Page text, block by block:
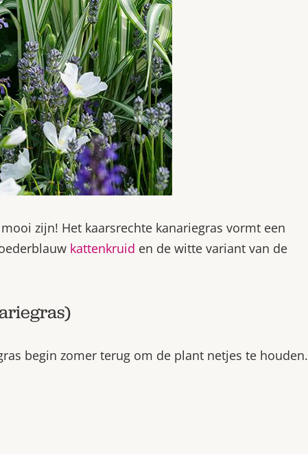
zijn! Het kaarsrechte kanariegras vormt een
kattenkruid en de witte variant van de
begin zomer terug om de plant netjes te houden.